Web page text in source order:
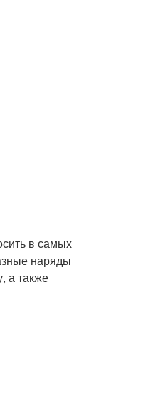
в самых
наряды
а также